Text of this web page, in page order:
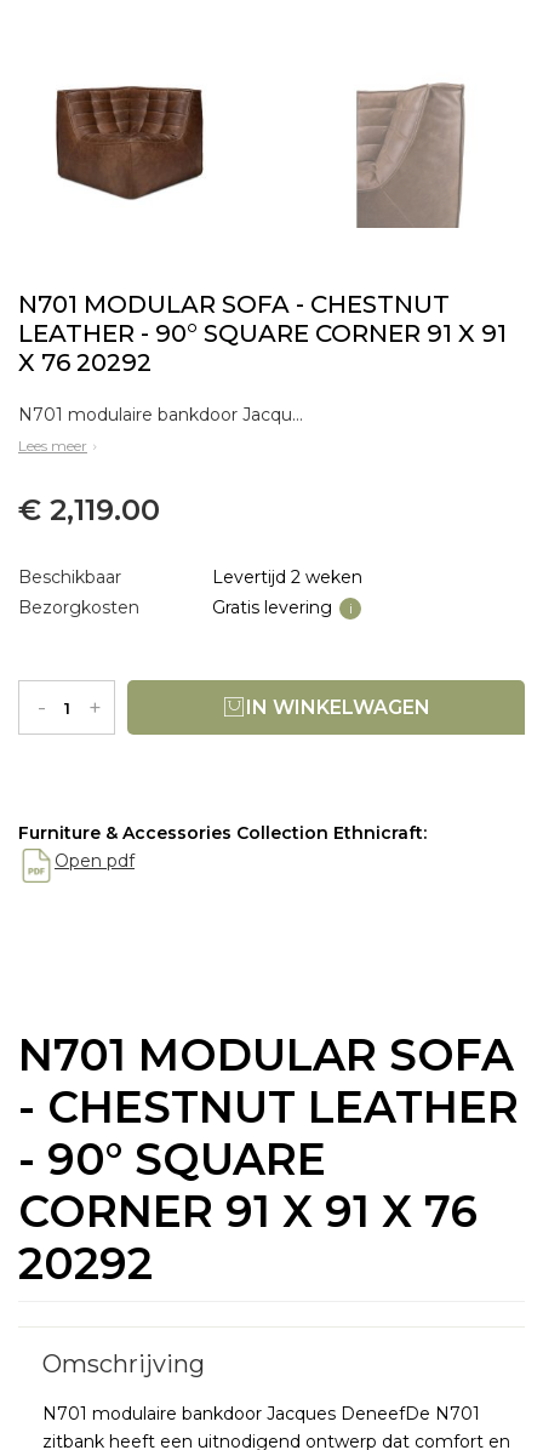
N701 MODULAR SOFA - CHESTNUT
LEATHER - 90° SQUARE CORNER 91 X 91
X 76 20292
N701 modulaire bankdoor Jacques DeneefDe N701 zitbank heeft een uitnodigend ontwerp dat comfort en ontspanning uitstraalt. Door de verschillende modules en maten te combineren, heeft u onbeperkte mogelijkheden om uw eigen unieke instelling te creëren. Hij
Lees meer
€ 2,119.00
Beschikbaar
Levertijd 2 weken
Bezorgkosten
Gratis levering i
- + IN WINKELWAGEN
Furniture & Accessories Collection Ethnicraft:
Open pdf
N701 MODULAR SOFA
- CHESTNUT LEATHER
- 90° SQUARE
CORNER 91 X 91 X 76
20292
N701 modulaire bankdoor Jacques DeneefDe N701
zitbank heeft een uitnodigend ontwerp dat comfort en